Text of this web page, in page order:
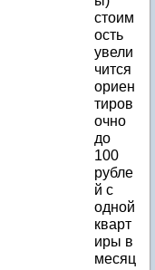
стоим
ость
увели
чится
ориен
тиров
очно
до
100
рубле
й с
одной
кварт
иры в
месяц